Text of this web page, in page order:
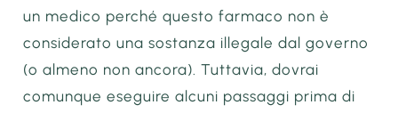
un medico perché questo farmaco non è
considerato una sostanza illegale dal governo
(o almeno non ancora). Tuttavia, dovrai
comunque eseguire alcuni passaggi prima di